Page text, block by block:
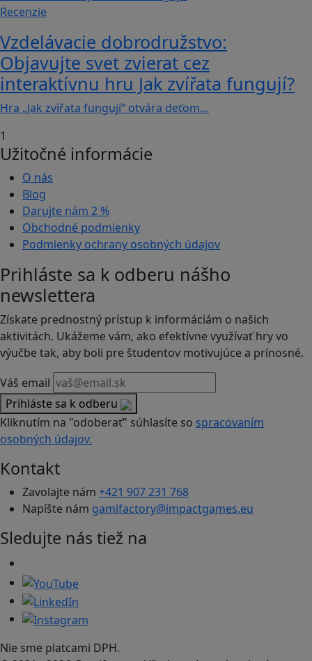
Recenzie
Vzdelávacie dobrodružstvo:
Objavujte svet zvierat cez
interaktívnu hru Jak zvířata fungují?
Hra „Jak zvířata fungují“ otvára deťom…
1
Užitočné informácie
O nás
Blog
Darujte nám 2 %
Obchodné podmienky
Podmienky ochrany osobných údajov
Prihláste sa k odberu nášho
newslettera
Získate prednostný prístup k informáciám o našich
aktivitách. Ukážeme vám, ako efektívne využívať hry vo
výučbe tak, aby boli pre študentov motivujúce a prínosné.
Váš email
Prihláste sa k odberu
Kliknutím na "odoberať" súhlasíte so spracovaním
osobných údajov.
Kontakt
Zavolajte nám +421 907 231 768
Napíšte nám gamifactory@impactgames.eu
Sledujte nás tiež na
Nie sme platcami DPH.